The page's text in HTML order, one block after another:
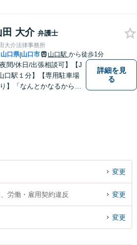
・年間150件以上」【子
れ相談可】【休日・夜間相
応】
田 大介 弁護士
大介法律事務所
山口県|山口市 山口駅 から徒歩1分
夜間/休日/出張相談可】【J
口駅１分】【専用駐車場
】「なんとかなるから大
詳細を見
る
変更
労働・雇用契約違反 変更
変更